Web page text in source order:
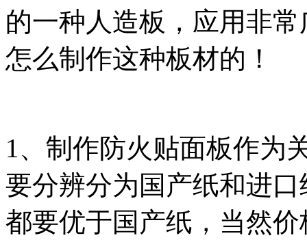
的一种人造板，应用非
怎么制作这种板材的！
1、制作防火贴面板作为
要分辨分为国产纸和进
都要优于国产纸，当然